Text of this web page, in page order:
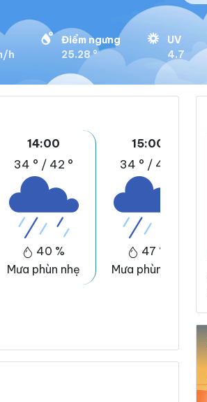
h
Điểm ngưng
25.28 °
UV
4.7
14:00
34 ° / 42 °
40 %
Mưa phùn nhẹ
15:00
34 ° / 41 °
47 %
Mưa phùn nhẹ